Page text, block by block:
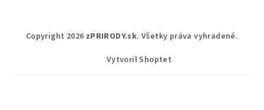
Copyright 2026 zPRIRODY.sk. Všetky práva vyhradené.
Vytvoril Shoptet